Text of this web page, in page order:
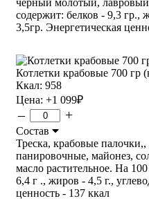
содержит: белков - 9,3 гр.,
3,5гр. Энергетическая
Котлетки крабовые 700 гр
Ккал: 958
Цена: +1 099₽
– +
Состав
Треска, крабовые
панировочные, майонез,
масло растительное. На
6,4 г ., жиров - 4,5 г.,
ценность - 137 ккал